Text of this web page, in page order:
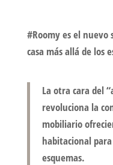
#Roomy es el
casa más allá de los
La otra cara del
revoluciona la
mobiliario
habitacional
esquemas.